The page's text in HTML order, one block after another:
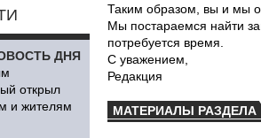
ДНЯ
открыл
и жителям
Таким образом, вы и мы
Мы постараемся найти
потребуется время.
С уважением,
Редакция
МАТЕРИАЛЫ РАЗДЕЛА